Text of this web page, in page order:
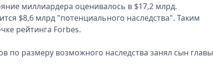
миллиардера оценивалось в $17,2 млрд.
$8,6 млрд "потенциального наследства". Таким
рейтинга Forbes.
размеру возможного наследства занял сын главы